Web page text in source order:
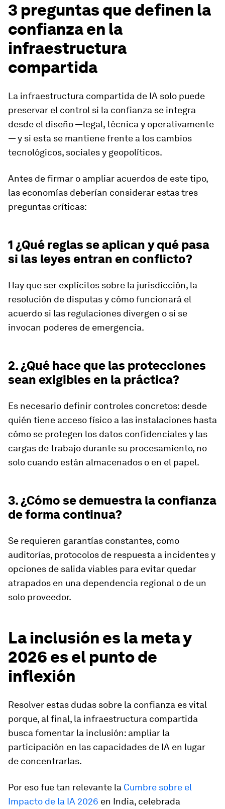
3 preguntas que definen la
confianza en la
infraestructura
compartida
La infraestructura compartida de IA solo puede
preservar el control si la confianza se integra
desde el diseño —legal, técnica y operativamente
— y si esta se mantiene frente a los cambios
tecnológicos, sociales y geopolíticos.
Antes de firmar o ampliar acuerdos de este tipo,
las economías deberían considerar estas tres
preguntas críticas:
1 ¿Qué reglas se aplican y qué pasa
si las leyes entran en conflicto?
Hay que ser explícitos sobre la jurisdicción, la
resolución de disputas y cómo funcionará el
acuerdo si las regulaciones divergen o si se
invocan poderes de emergencia.
2. ¿Qué hace que las protecciones
sean exigibles en la práctica?
Es necesario definir controles concretos: desde
quién tiene acceso físico a las instalaciones hasta
cómo se protegen los datos confidenciales y las
cargas de trabajo durante su procesamiento, no
solo cuando están almacenados o en el papel.
3. ¿Cómo se demuestra la confianza
de forma continua?
Se requieren garantías constantes, como
auditorías, protocolos de respuesta a incidentes y
opciones de salida viables para evitar quedar
atrapados en una dependencia regional o de un
solo proveedor.
La inclusión es la meta y
2026 es el punto de
inflexión
Resolver estas dudas sobre la confianza es vital
porque, al final, la infraestructura compartida
busca fomentar la inclusión: ampliar la
participación en las capacidades de IA en lugar
de concentrarlas.
Por eso fue tan relevante la Cumbre sobre el
Impacto de la IA 2026 en India, celebrada